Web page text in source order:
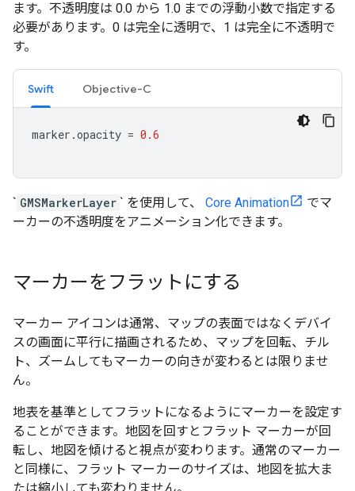
ます。不透明度は 0.0 から 1.0 までの浮動小数で指定する
必要があります。0 は完全に透明で、1 は完全に不透明で
す。
Swift Objective-C
marker .opacity = 0.6
` GMSMarkerLayer ` を使用して、 Core Animation
でマ
ーカーの不透明度をアニメーション化できます。
マーカーをフラットにする
マーカー アイコンは通常、マップの表面ではなくデバイ
スの画面に平行に描画されるため、マップを回転、チル
ト、ズームしてもマーカーの向きが変わるとは限りませ
ん。
地表を基準としてフラットになるようにマーカーを設定す
ることができます。地図を回すとフラット マーカーが回
転し、地図を傾けると視点が変わります。通常のマーカー
と同様に、フラット マーカーのサイズは、地図を拡大ま